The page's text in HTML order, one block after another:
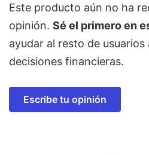
Este producto aún no ha
opinión. Sé el primero en
ayudar al resto de
decisiones financieras.
Escribe tu opinión